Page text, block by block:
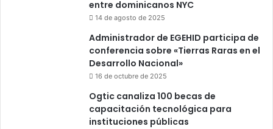
entre dominicanos NYC
14 de agosto de 2025
Administrador de EGEHID participa de
conferencia sobre «Tierras Raras en el
Desarrollo Nacional»
16 de octubre de 2025
Ogtic canaliza 100 becas de
capacitación tecnológica para
instituciones públicas